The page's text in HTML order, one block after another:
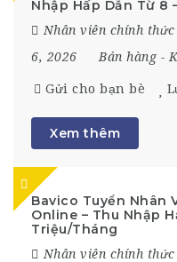
Nhập Hấp Dẫn Từ 8
Nhân viên chính thức
6, 2026
Bán hàng-
Gửi cho bạn bè
Xem thêm
Bavico Tuyển Nhân
Online – Thu Nhập
Triệu/Tháng
Nhân viên chính thức